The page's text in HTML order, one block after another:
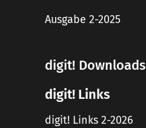
Ausgabe 2-2025
digit! Downloads
digit! Links
digit! Links 2-2026